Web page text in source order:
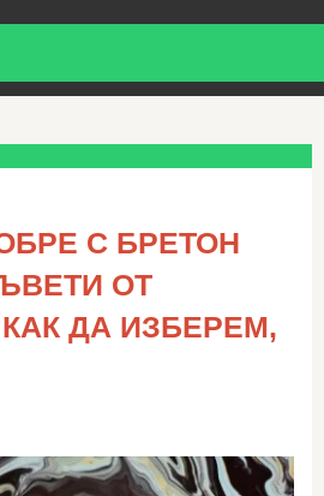
С БРЕТОН
ОТ
ДА ИЗБЕРЕМ,